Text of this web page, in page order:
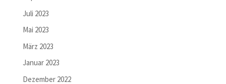
Juli 2023
Mai 2023
März 2023
Januar 2023
Dezember 2022